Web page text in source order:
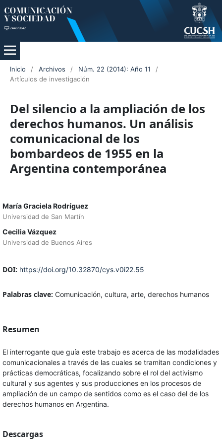
Inicio / Archivos / Núm. 22 (2014): Año 11
/
Artículos de investigación
Del silencio a la ampliación de los
derechos humanos. Un análisis
comunicacional de los
bombardeos de 1955 en la
Argentina contemporánea
María Graciela Rodríguez
Universidad de San Martín
Cecilia Vázquez
Universidad de Buenos Aires
DOI: https://doi.org/10.32870/cys.v0i22.55
Palabras clave: Comunicación, cultura, arte, derechos humanos
Resumen
El interrogante que guía este trabajo es acerca de las modalidades
comunicacionales a través de las cuales se tramitan condiciones y
prácticas democráticas, focalizando sobre el rol del activismo
cultural y sus agentes y sus producciones en los procesos de
ampliación de un campo de sentidos como es el caso del de los
derechos humanos en Argentina.
Descargas